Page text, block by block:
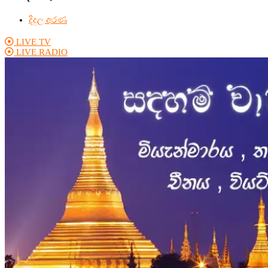
දිදුල අරණ
LIVE TV
LIVE RADIO